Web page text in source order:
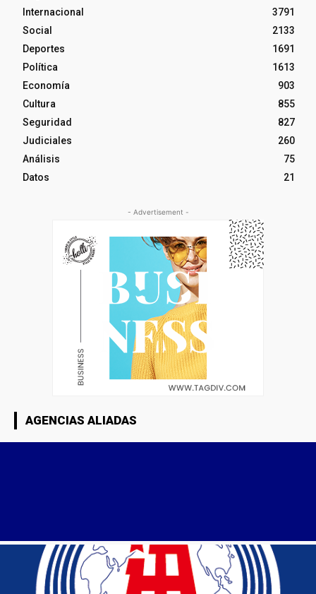
Internacional
3791
Social
2133
Deportes
1691
Política
1613
Economía
903
Cultura
855
Seguridad
827
Judiciales
260
Análisis
75
Datos
21
- Advertisement -
AGENCIAS ALIADAS